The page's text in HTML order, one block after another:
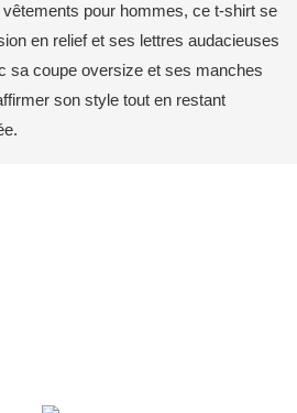
pour hommes, ce t-shirt se
en relief et ses lettres audacieuses
sa coupe oversize et ses manches
son style tout en restant